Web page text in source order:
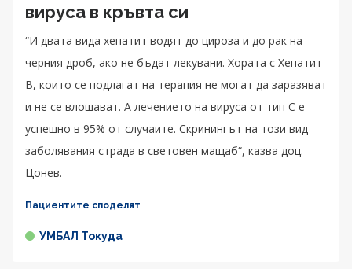
вируса в кръвта си
“И двата вида хепатит водят до цироза и до рак на
черния дроб, ако не бъдат лекувани. Хората с Хепатит
B, които се подлагат на терапия не могат да заразяват
и не се влошават. А лечението на вируса от тип C е
успешно в 95% от случаите. Скринингът на този вид
заболявания страда в световен мащаб“, казва доц.
Цонев.
Пациентите споделят
УМБАЛ Токуда